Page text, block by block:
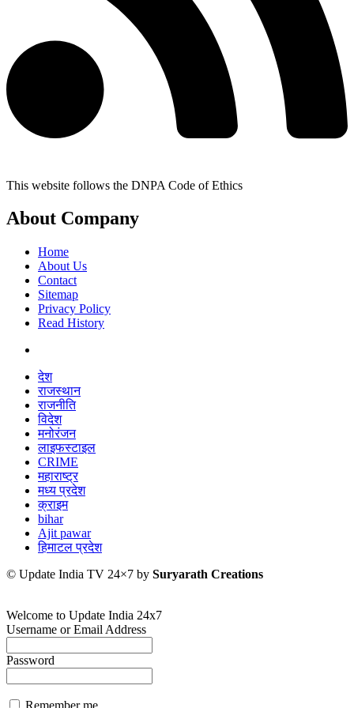
This website follows the DNPA Code of Ethics
About Company
Home
About Us
Contact
Sitemap
Privacy Policy
Read History
देश
राजस्थान
राजनीति
विदेश
मनोरंजन
लाइफस्टाइल
CRIME
महाराष्ट्र
मध्य प्रदेश
क्राइम
bihar
Ajit pawar
हिमाटल प्रदेश
© Update India TV 24×7 by Suryarath Creations
Welcome to Update India 24x7
Username or Email Address
Password